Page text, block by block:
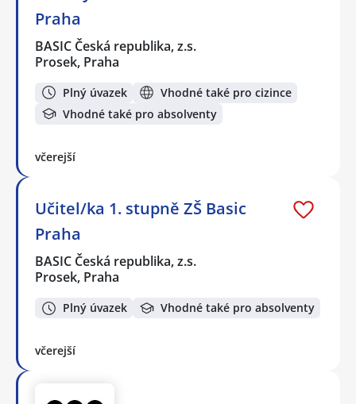
Praha
BASIC Česká republika, z.s.
Prosek, Praha
Plný úvazek
Vhodné také pro cizince
Vhodné také pro absolventy
včerejší
Učitel/ka 1. stupně ZŠ Basic
Praha
BASIC Česká republika, z.s.
Prosek, Praha
Plný úvazek Vhodné také pro absolventy
včerejší